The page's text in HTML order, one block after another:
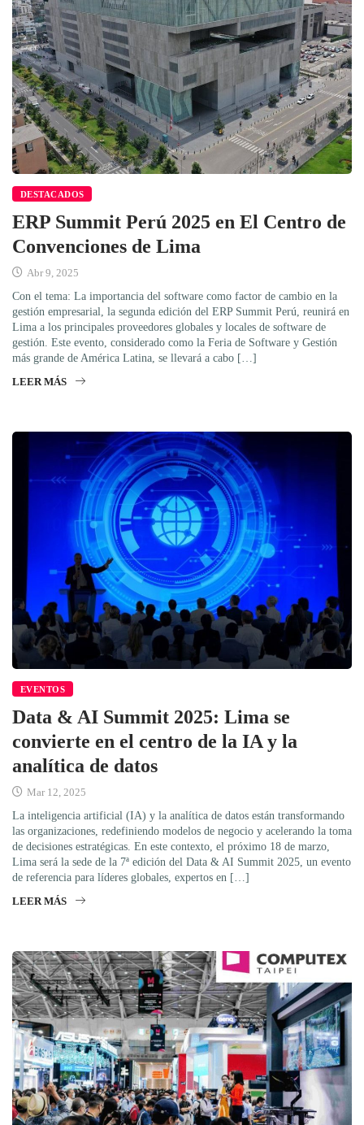
DESTACADOS
ERP Summit Perú 2025 en El Centro de
Convenciones de Lima
Abr 9, 2025
Con el tema: La importancia del software como factor de cambio en la
gestión empresarial, la segunda edición del ERP Summit Perú, reunirá en
Lima a los principales proveedores globales y locales de software de
gestión. Este evento, considerado como la Feria de Software y Gestión
más grande de América Latina, se llevará a cabo […]
LEER MÁS
EVENTOS
Data & AI Summit 2025: Lima se
convierte en el centro de la IA y la
analítica de datos
Mar 12, 2025
La inteligencia artificial (IA) y la analítica de datos están transformando
las organizaciones, redefiniendo modelos de negocio y acelerando la toma
de decisiones estratégicas. En este contexto, el próximo 18 de marzo,
Lima será la sede de la 7ª edición del Data & AI Summit 2025, un evento
de referencia para líderes globales, expertos en […]
LEER MÁS